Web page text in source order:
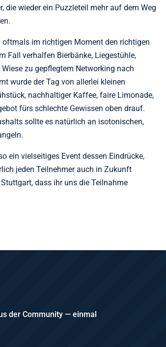
die wieder ein Puzzleteil mehr auf dem Weg
oftmals im richtigen Moment den richtigen
Fall verhalfen Bierbänke, Liegestühle,
zu gepflegtem Networking nach
wurde der Tag von allerlei kleinen
nachhaltiger Kaffee, faire Limonade,
fürs schlechte Gewissen oben drauf.
sollte es natürlich an isotonischen,
ein vielseitiges Event dessen Eindrücke,
jeden Teilnehmer auch in Zukunft
dass ihr uns die Teilnahme
der Community — einmal